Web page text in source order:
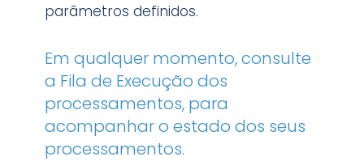
parâmetros definidos.
Em qualquer momento, consulte
a Fila de Execução dos
processamentos, para
acompanhar o estado dos seus
processamentos.